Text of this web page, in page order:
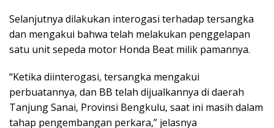
Selanjutnya dilakukan interogasi terhadap tersangka
dan mengakui bahwa telah melakukan penggelapan
satu unit sepeda motor Honda Beat milik pamannya.
“Ketika diinterogasi, tersangka mengakui
perbuatannya, dan BB telah dijualkannya di daerah
Tanjung Sanai, Provinsi Bengkulu, saat ini masih dalam
tahap pengembangan perkara,” jelasnya